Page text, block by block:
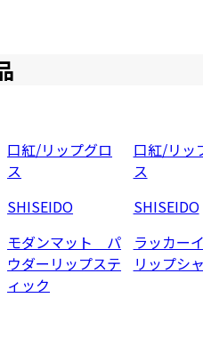
口紅/リップグロ
ス
SHISEIDO
モダンマット パ
ウダーリップステ
ィック
口紅/リッ
ス
SHISEIDO
ラッカー
リップシ